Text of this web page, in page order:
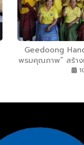
Geedoong
พรมคุณภาพ” สร้าง